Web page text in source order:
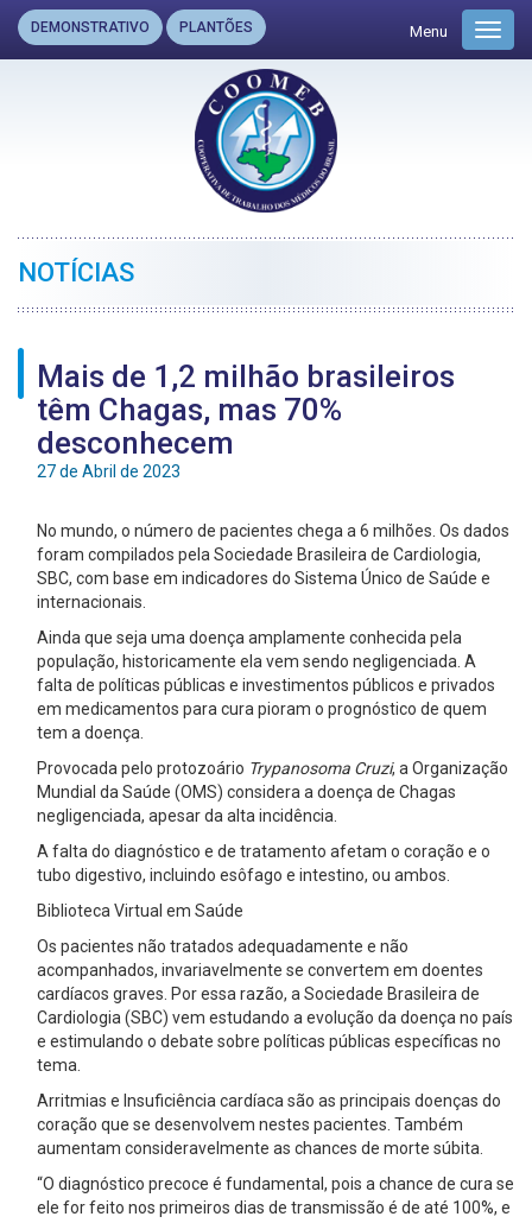
DEMONSTRATIVO PLANTÕES Menu
NOTÍCIAS
Mais de 1,2 milhão brasileiros
têm Chagas, mas 70%
desconhecem
27 de Abril de 2023
No mundo, o número de pacientes chega a 6 milhões. Os dados
foram compilados pela Sociedade Brasileira de Cardiologia,
SBC, com base em indicadores do Sistema Único de Saúde e
internacionais.
Ainda que seja uma doença amplamente conhecida pela
população, historicamente ela vem sendo negligenciada. A
falta de políticas públicas e investimentos públicos e privados
em medicamentos para cura pioram o prognóstico de quem
tem a doença.
Provocada pelo protozoário Trypanosoma Cruzi, a Organização
Mundial da Saúde (OMS) considera a doença de Chagas
negligenciada, apesar da alta incidência.
A falta do diagnóstico e de tratamento afetam o coração e o
tubo digestivo, incluindo esôfago e intestino, ou ambos.
Biblioteca Virtual em Saúde
Os pacientes não tratados adequadamente e não
acompanhados, invariavelmente se convertem em doentes
cardíacos graves. Por essa razão, a Sociedade Brasileira de
Cardiologia (SBC) vem estudando a evolução da doença no país
e estimulando o debate sobre políticas públicas específicas no
tema.
Arritmias e Insuficiência cardíaca são as principais doenças do
coração que se desenvolvem nestes pacientes. Também
aumentam consideravelmente as chances de morte súbita.
“O diagnóstico precoce é fundamental, pois a chance de cura se
ele for feito nos primeiros dias de transmissão é de até 100%, e